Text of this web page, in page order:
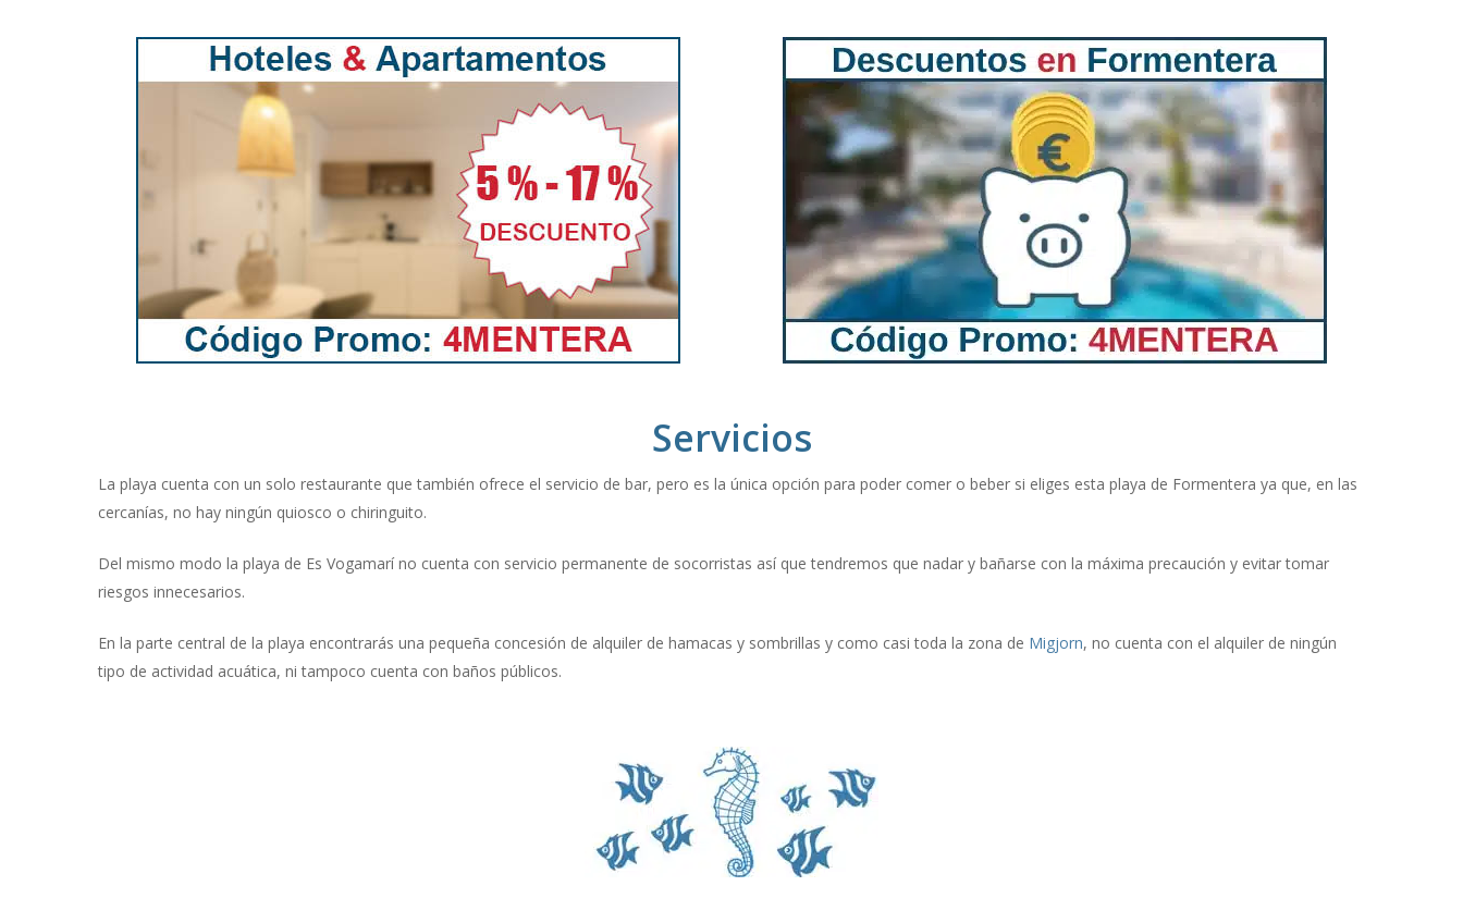
Servicios
La playa cuenta con un solo restaurante que también ofrece el servicio de bar, pero es la única opción para poder comer o beber si eliges esta playa de Formentera ya que, en las
cercanías, no hay ningún quiosco o chiringuito.
Del mismo modo la playa de Es Vogamarí no cuenta con servicio permanente de socorristas así que tendremos que nadar y bañarse con la máxima precaución y evitar tomar
riesgos innecesarios.
En la parte central de la playa encontrarás una pequeña concesión de alquiler de hamacas y sombrillas y como casi toda la zona de Migjorn, no cuenta con el alquiler de ningún
tipo de actividad acuática, ni tampoco cuenta con baños públicos.